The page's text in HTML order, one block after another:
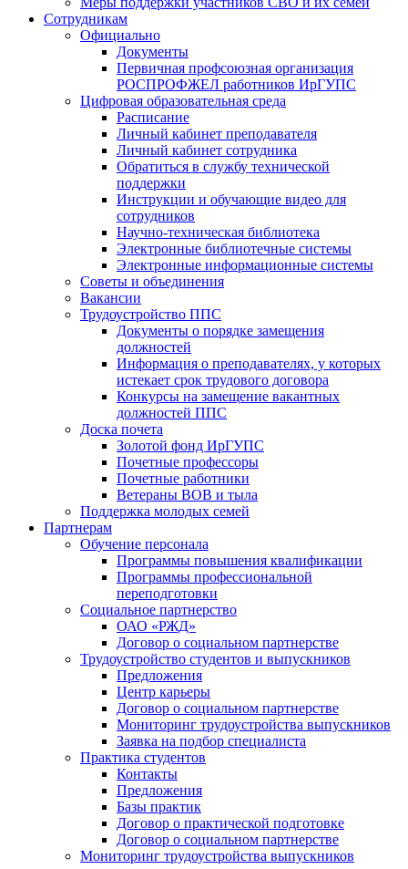
Сотрудникам
Официально
Документы
Первичная профсоюзная организация
РОСПРОФЖЕЛ работников ИрГУПС
Цифровая образовательная среда
Расписание
Личный кабинет преподавателя
Личный кабинет сотрудника
Обратиться в службу технической
поддержки
Инструкции и обучающие видео для
сотрудников
Научно-техническая библиотека
Электронные библиотечные системы
Электронные информационные системы
Советы и объединения
Вакансии
Трудоустройство ППС
Документы о порядке замещения
должностей
Информация о преподавателях, у которых
истекает срок трудового договора
Конкурсы на замещение вакантных
должностей ППС
Доска почета
Золотой фонд ИрГУПС
Почетные профессоры
Почетные работники
Ветераны ВОВ и тыла
Поддержка молодых семей
Партнерам
Обучение персонала
Программы повышения квалификации
Программы профессиональной
переподготовки
Социальное партнерство
ОАО «РЖД»
Договор о социальном партнерстве
Трудоустройство студентов и выпускников
Предложения
Центр карьеры
Договор о социальном партнерстве
Мониторинг трудоустройства выпускников
Заявка на подбор специалиста
Практика студентов
Контакты
Предложения
Базы практик
Договор о практической подготовке
Договор о социальном партнерстве
Мониторинг трудоустройства выпускников